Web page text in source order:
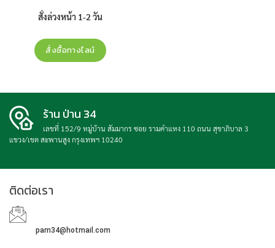
29,000฿.
สั่งล่วงหน้า 1-2 วัน
สั่งซื้อทางไลน์
ร้าน ป่าน 34
เลขที่ 152/9 หมู่บ้าน สัมมากร ซอย รามคำแหง 110 ถนน สุขาภิบาล 3
แขวง/เขต สะพานสูง กรุงเทพฯ 10240
ติดต่อเรา
parn34@hotmail.com